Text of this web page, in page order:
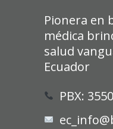
Pionera en
médica
salud
Ecuador
PBX: